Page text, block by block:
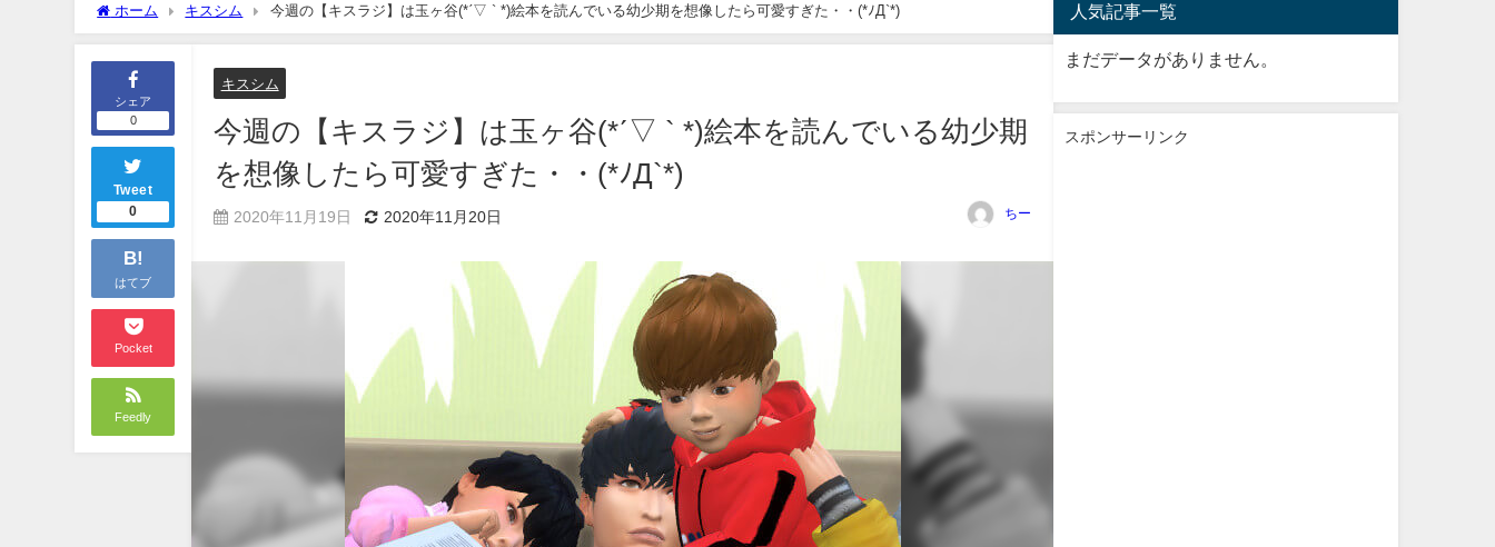
ホーム キスシム 今週の【キスラジ】は玉ヶ谷(*ˊ▽ ` *)絵本を読んでいる幼少期を想像したら可愛すぎた・・(*ﾉД`*)
シェア
0
Tweet
0
B!
はてブ
Pocket
Feedly
キスシム
今週の【キスラジ】は玉ヶ谷(*ˊ▽ ` *)絵本を読んでいる幼少期
を想像したら可愛すぎた・・(*ﾉД`*)
2020年11月19日 2020年11月20日 ちー
人気記事一覧
まだデータがありません。
スポンサーリンク